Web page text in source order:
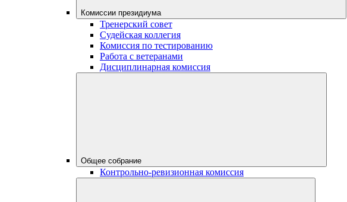
Комиссии президиума
Тренерский совет
Судейская коллегия
Комиссия по тестированию
Работа с ветеранами
Дисциплинарная комиссия
Общее собрание
Контрольно-ревизионная комиссия